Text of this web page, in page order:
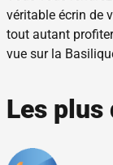
véritable écrin de
tout autant
vue sur la
Les plus